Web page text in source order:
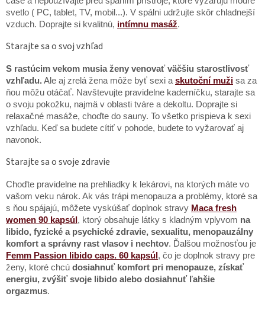
svetlo ( PC, tablet, TV, mobil...). V spálni udržujte skôr chladnejší
vzduch. Doprajte si kvalitnú, intímnu masáž.
Starajte sa o svoj vzhľad
S rastúcim vekom musia ženy venovať väčšiu starostlivosť
vzhľadu.Ale aj zrelá žena môže byť sexi a skutoční muži sa za
ňou môžu otáčať. Navštevujte pravidelne kaderníčku, starajte sa
o svoju pokožku, najmä v oblasti tváre a dekoltu. Doprajte si
relaxačné masáže, choďte do sauny. To všetko prispieva k sexi
vzhľadu. Keď sa budete cítiť v pohode, budete to vyžarovať aj
navonok.
Starajte sa o svoje zdravie
Choďte pravidelne na prehliadky k lekárovi, na ktorých máte vo
vašom veku nárok. Ak vás trápi menopauza a problémy, ktoré sa
s ňou spájajú, môžete vyskúšať doplnok stravy Maca fresh
women 90 kapsúl , ktorý obsahuje látky s kladným vplyvom na
libido, fyzické a psychické zdravie, sexualitu, menopauzálny
komfort a správny rast vlasov i nechtov. Ďalšou možnosťou je
Femm Passion libido caps. 60 kapsúl , čo je doplnok stravy pre
ženy, ktoré chcú dosiahnuť komfort pri menopauze, získať
energiu, zvýšiť svoje libido alebo dosiahnuť ľahšie
orgazmus.